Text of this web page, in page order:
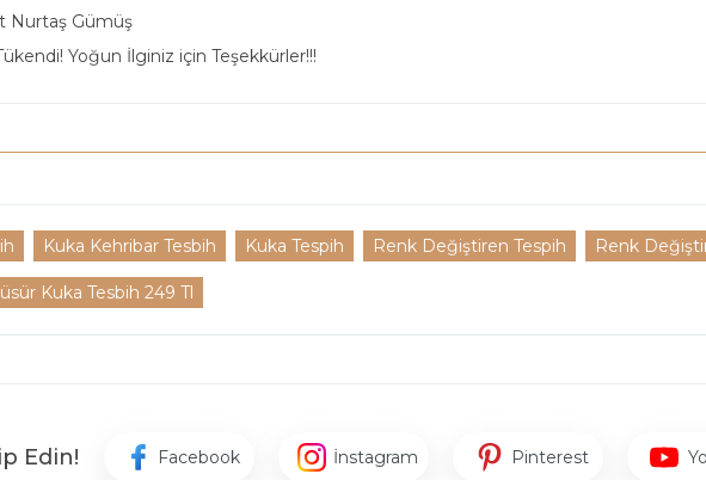
Nurtaş Gümüş
Yoğun İlginiz için Teşekkürler!!!
Kuka Kehribar Tesbih Kuka Tespih Renk Değiştiren Tespih Renk
Kuka Tesbih 249 Tl
Edin! Facebook İnstagram Pinterest